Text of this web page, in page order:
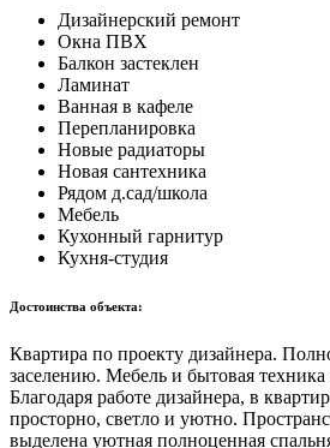
Дизайнерский ремонт
Окна ПВХ
Балкон застеклен
Ламинат
Ванная в кафеле
Перепланировка
Новые радиаторы
Новая сантехника
Рядом д.сад/школа
Мебель
Кухонный гарнитур
Кухня-студия
Достоинства объекта:
Квартира по проекту дизайнера.
заселению. Мебель и бытовая техника
Благодаря работе дизайнера, в
просторно, светло и уютно.
выделена уютная полноценная